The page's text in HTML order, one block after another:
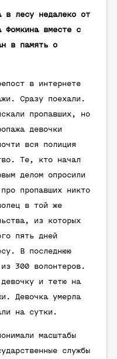
в лесу недалеко от
Фомкина вместе с
в память о
в интернете
Сразу поехали.
пропавших, но
девочки
вся полиция
Те, кто начал
делом опросили
пропавших никто
в той же
из которых
пять дней
В последнюю
300 волонтеров.
и тетю на
Девочка умерла
на сутки.
масштабы
службы